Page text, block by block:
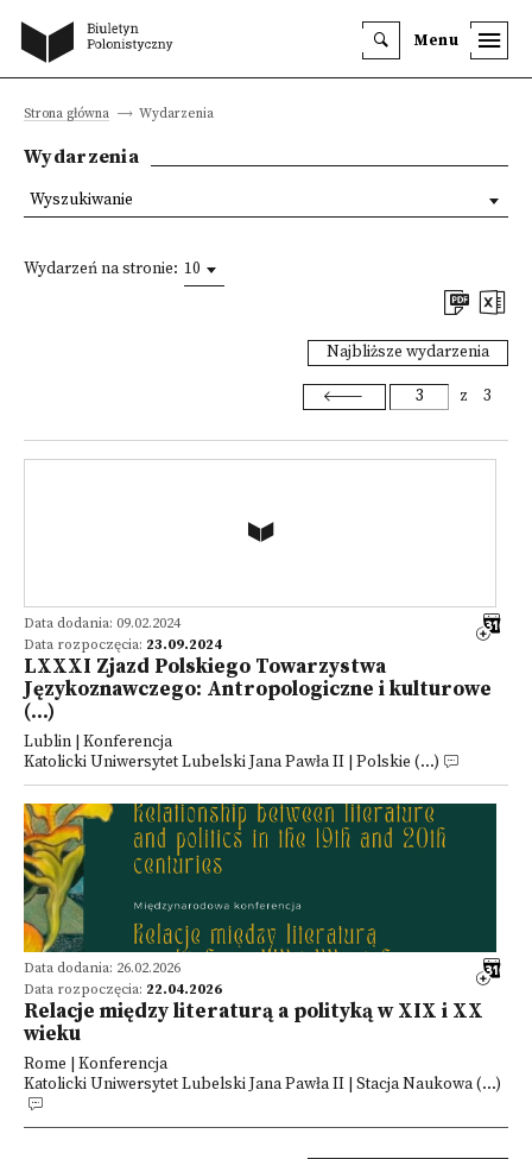
Menu
Strona główna Wydarzenia
Wydarzenia
Wydarzeń na stronie: 10
Najbliższe wydarzenia
z 3
Data dodania: 09.02.2024
Data rozpoczęcia: 23.09.2024
LXXXI Zjazd Polskiego Towarzystwa
Językoznawczego: Antropologiczne i kulturowe
(...)
Lublin | Konferencja
Katolicki Uniwersytet Lubelski Jana Pawła II | Polskie (...)
Data dodania: 26.02.2026
Data rozpoczęcia: 22.04.2026
Relacje między literaturą a polityką w XIX i XX
wieku
Rome | Konferencja
Katolicki Uniwersytet Lubelski Jana Pawła II | Stacja Naukowa (...)
Wyszukiwanie